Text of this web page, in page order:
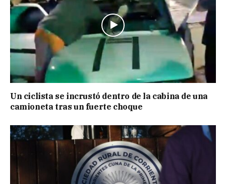
Un ciclista se incrustó dentro de la cabina de una
camioneta tras un fuerte choque